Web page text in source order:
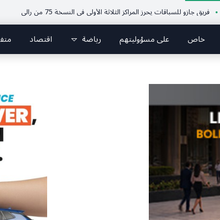
للسباقات يحرز المراكز الثلاثة الأولى في النسخة 75 من رالي فنلندا
خاص على مسؤوليتهم رياضة اقتصاد